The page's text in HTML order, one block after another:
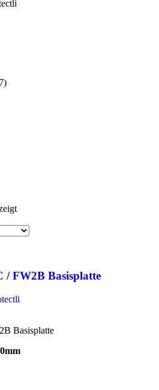
/ FW2B Basisplatte
Basisplatte